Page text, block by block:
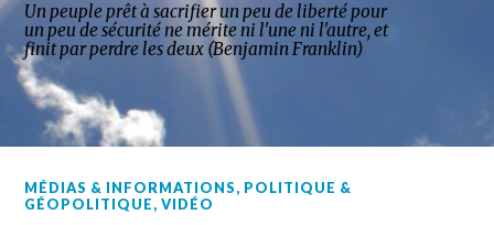
Un peuple prêt à sacrifier un peu de liberté pour
un peu de sécurité ne mérite ni l'une ni l'autre, et
finit par perdre les deux (Benjamin Franklin)
MÉDIAS & INFORMATIONS, POLITIQUE &
GÉOPOLITIQUE,VIDÉO